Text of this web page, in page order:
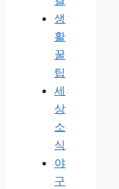
생
활
꿀
팁
세
상
소
식
야
구